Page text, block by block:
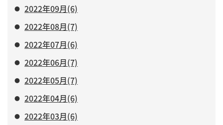
2022年09月(6)
2022年08月(7)
2022年07月(6)
2022年06月(7)
2022年05月(7)
2022年04月(6)
2022年03月(6)